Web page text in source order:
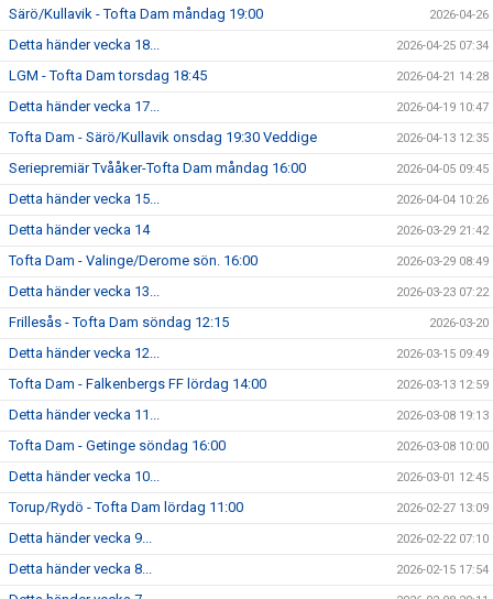
Särö/Kullavik - Tofta Dam måndag 19:00 2026-04-26
Detta händer vecka 18... 2026-04-25 07:34
LGM - Tofta Dam torsdag 18:45 2026-04-21 14:28
Detta händer vecka 17... 2026-04-19 10:47
Tofta Dam - Särö/Kullavik onsdag 19:30 Veddige 2026-04-13 12:35
Seriepremiär Tvååker-Tofta Dam måndag 16:00 2026-04-05 09:45
Detta händer vecka 15... 2026-04-04 10:26
Detta händer vecka 14 2026-03-29 21:42
Tofta Dam - Valinge/Derome sön. 16:00 2026-03-29 08:49
Detta händer vecka 13... 2026-03-23 07:22
Frillesås - Tofta Dam söndag 12:15 2026-03-20
Detta händer vecka 12... 2026-03-15 09:49
Tofta Dam - Falkenbergs FF lördag 14:00 2026-03-13 12:59
Detta händer vecka 11... 2026-03-08 19:13
Tofta Dam - Getinge söndag 16:00 2026-03-08 10:00
Detta händer vecka 10... 2026-03-01 12:45
Torup/Rydö - Tofta Dam lördag 11:00 2026-02-27 13:09
Detta händer vecka 9... 2026-02-22 07:10
Detta händer vecka 8... 2026-02-15 17:54